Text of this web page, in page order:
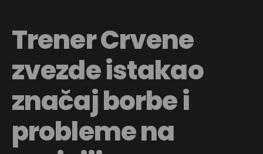
Trener Crvene
zvezde istakao
značaj borbe i
probleme na